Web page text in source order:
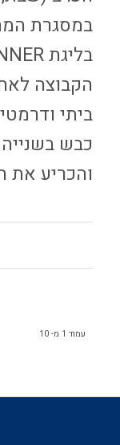
הקבוצה
כבש
והכריע את
עמוד 1 מ- 10